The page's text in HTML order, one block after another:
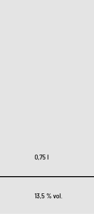
0,75 l
13,5 % vol.